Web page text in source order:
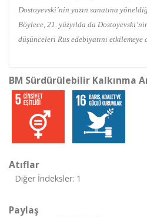
Dostoyevski’nin yazın sanatına
Böylece, 21. yüzyılda da
düşünceleri Rus edebiyatını etkilemeye
BM Sürdürülebilir Kalkınma
Atıflar
Diğer İndeksler: 1
Paylaş